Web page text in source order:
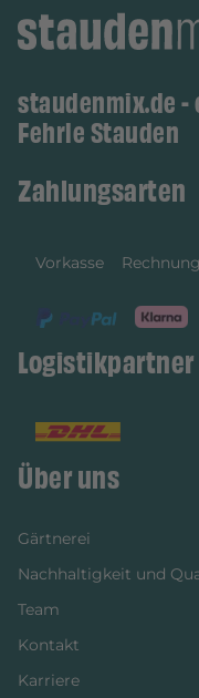
staudenmix.de -
Fehrle Stauden
Zahlungsarten
Vorkasse Rechnung
Logistikpartner
Über uns
Gärtnerei
Nachhaltigkeit und
Team
Kontakt
Karriere